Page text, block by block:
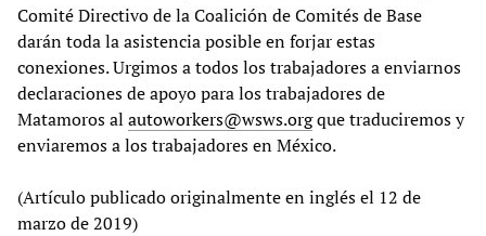
Comité Directivo de la Coalición de Comités de Base
darán toda la asistencia posible en forjar estas
conexiones. Urgimos a todos los trabajadores a enviarnos
declaraciones de apoyo para los trabajadores de
Matamoros al autoworkers@wsws.orgque traduciremos y
enviaremos a los trabajadores en México.
(Artículo publicado originalmente en inglés el 12 de
marzo de 2019)